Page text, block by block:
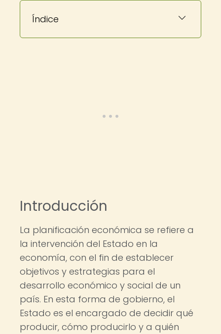
Índice
Introducción
La planificación económica se refiere a
la intervención del Estado en la
economía, con el fin de establecer
objetivos y estrategias para el
desarrollo económico y social de un
país. En esta forma de gobierno, el
Estado es el encargado de decidir qué
producir, cómo producirlo y a quién